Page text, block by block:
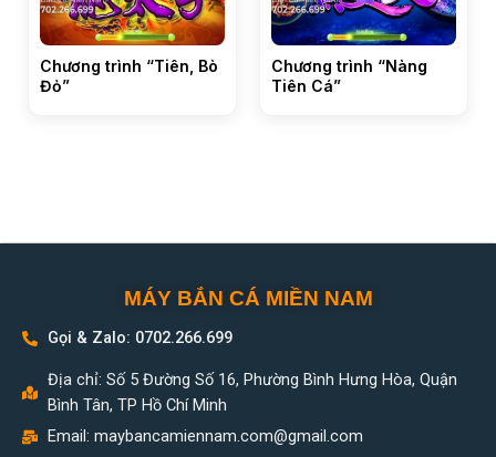
Chương trình “Tiên, Bò
Đỏ”
Chương trình “Nàng
Tiên Cá”
MÁY BẮN CÁ MIỀN NAM
Gọi & Zalo: 0702.266.699
Địa chỉ: Số 5 Đường Số 16, Phường Bình Hưng Hòa, Quận
Bình Tân, TP Hồ Chí Minh
Email: maybancamiennam.com@gmail.com